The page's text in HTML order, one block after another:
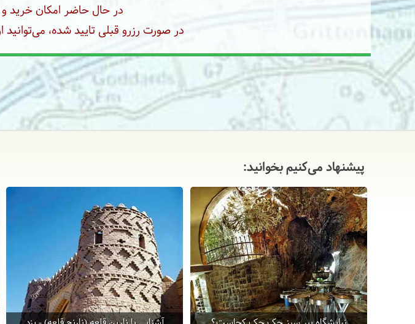
در حال حاضر امکان خرید و
در صورت رزرو قبلی تایید شده،
پیشنهاد می‌کنیم بخوانید: